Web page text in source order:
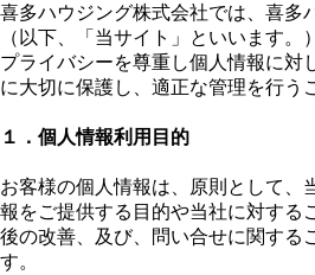
喜多ハウジング株式会社では、喜多
（以下、「当サイト」といいます
プライバシーを尊重し個人情報に対
に大切に保護し、適正な管理を行う
１．個人情報利用目的
お客様の個人情報は、原則として、
報をご提供する目的や当社に対する
後の改善、及び、問い合せに関する
す。